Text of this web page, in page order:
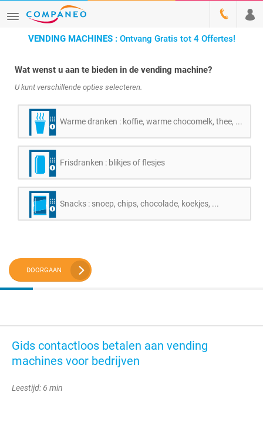
VENDING MACHINES :Ontvang Gratis tot 4 Offertes!
Wat wenst u aan te bieden in de vending machine?
U kunt verschillende opties selecteren.
Warme dranken : koffie, warme chocomelk, thee, ...
Frisdranken : blikjes of flesjes
Snacks : snoep, chips, chocolade, koekjes, ...
DOORGAAN
Gids contactloos betalen aan vending
machines voor bedrijven
Leestijd: 6 min